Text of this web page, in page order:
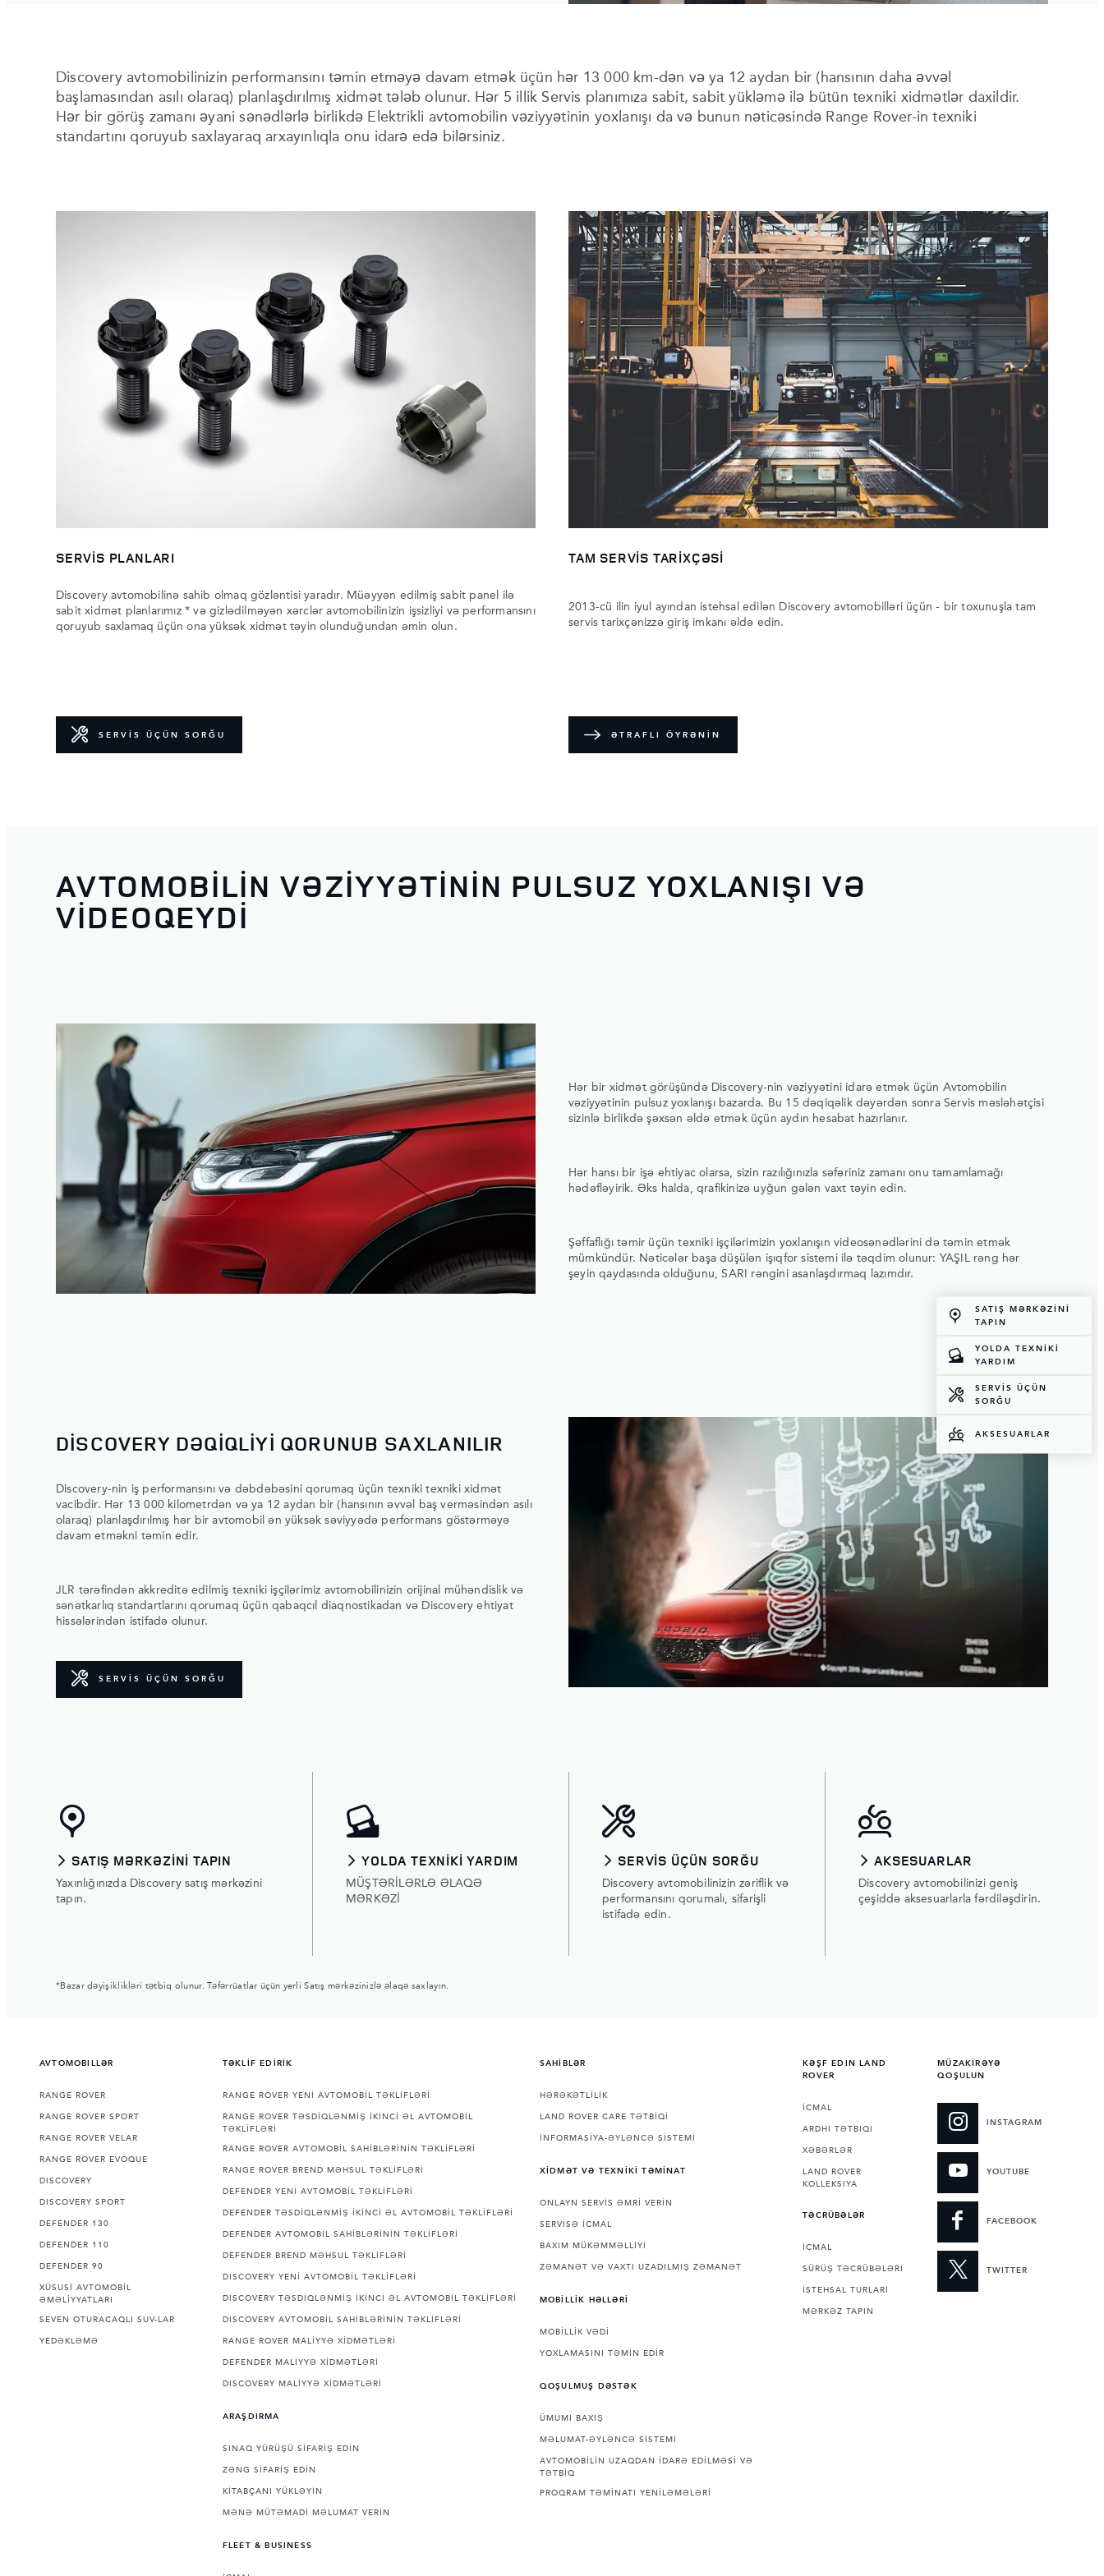
Discovery avtomobilinizin performansını təmin etməyə davam etmək üçün hər 13 000 km-dən və ya 12 aydan bir (hansının daha əvvəl
başlamasından asılı olaraq) planlaşdırılmış xidmət tələb olunur. Hər 5 illik Servis planımıza sabit, sabit yükləmə ilə bütün texniki xidmətlər daxildir.
Hər bir görüş zamanı əyani sənədlərlə birlikdə Elektrikli avtomobilin vəziyyətinin yoxlanışı da və bunun nəticəsində Range Rover-in texniki
standartını qoruyub saxlayaraq arxayınlıqla onu idarə edə bilərsiniz.
SERVİS PLANLARI
Discovery avtomobilinə sahib olmaq gözləntisi yaradır. Müəyyən edilmiş sabit panel ilə
sabit xidmət planlarımız * və gizlədilməyən xərclər avtomobilinizin işsizliyi və performansını
qoruyub saxlamaq üçün ona yüksək xidmət təyin olunduğundan əmin olun.
SERVİS ÜÇÜN SORĞU
TAM SERVİS TARİXÇƏSİ
2013-cü ilin iyul ayından istehsal edilən Discovery avtomobilləri üçün - bir toxunuşla tam
servis tarixçənizzə giriş imkanı əldə edin.
ƏTRAFLI ÖYRƏNİN
AVTOMOBILIN VƏZIYYƏTININ PULSUZ YOXLANIŞI VƏ
VIDEOQEYDI
Hər bir xidmət görüşündə Discovery-nin vəziyyətini idarə etmək üçün Avtomobilin
vəziyyətinin pulsuz yoxlanışı bazarda. Bu 15 dəqiqəlik dəyərdən sonra Servis məsləhətçisi
sizinlə birlikdə şəxsən əldə etmək üçün aydın hesabat hazırlanır.
Hər hansı bir işə ehtiyac olarsa, sizin razılığınızla səfəriniz zamanı onu tamamlamağı
hədəfləyirik. Əks halda, qrafikinizə uyğun gələn vaxt təyin edin.
Şəffaflığı təmir üçün texniki işçilərimizin yoxlanışın videosənədlərini də təmin etmək
mümkündür. Nəticələr başa düşülən işıqfor sistemi ilə təqdim olunur: YAŞIL rəng hər
şeyin qaydasında olduğunu, SARI rəngini asanlaşdırmaq lazımdır.
DISCOVERY DƏQIQLIYI QORUNUB SAXLANILIR
Discovery-nin iş performansını və dəbdəbəsini qorumaq üçün texniki texniki xidmət
vacibdir. Hər 13 000 kilometrdən və ya 12 aydan bir (hansının əvvəl baş verməsindən asılı
olaraq) planlaşdırılmış hər bir avtomobil ən yüksək səviyyədə performans göstərməyə
davam etməkni təmin edir.
JLR tərəfindən akkreditə edilmiş texniki işçilərimiz avtomobilinizin orijinal mühəndislik və
sənətkarlıq standartlarını qorumaq üçün qabaqcıl diaqnostikadan və Discovery ehtiyat
hissələrindən istifadə olunur.
SERVİS ÜÇÜN SORĞU
SATIŞ MƏRKƏZINI TAPIN
Yaxınlığınızda Discovery satış mərkəzini
tapın.
YOLDA TEXNİKİ YARDIM
MÜŞTƏRİLƏRLƏ ƏLAQƏ
MƏRKƏZİ
SERVİS ÜÇÜN SORĞU
Discovery avtomobilinizin zəriflik və
performansını qorumalı, sifarişli
istifadə edin.
AKSESUARLAR
Discovery avtomobilinizi geniş
çeşiddə aksesuarlarla fərdiləşdirin.
*Bazar dəyişiklikləri tətbiq olunur. Təfərrüatlar üçün yerli Satış mərkəzinizlə əlaqə saxlayın.
AVTOMOBILLƏR
RANGE ROVER
RANGE ROVER SPORT
RANGE ROVER VELAR
RANGE ROVER EVOQUE
DISCOVERY
DISCOVERY SPORT
DEFENDER 130
DEFENDER 110
DEFENDER 90
XÜSUSİ AVTOMOBİL
ƏMƏLİYYATLARI
SEVEN OTURACAQLI SUV-LAR
YEDƏKLƏMƏ
TƏKLİF EDİRİK
RANGE ROVER YENİ AVTOMOBİL TƏKLİFLƏRİ
RANGE ROVER TƏSDİQLƏNMİŞ İKİNCİ ƏL AVTOMOBİL
TƏKLİFLƏRİ
RANGE ROVER AVTOMOBİL SAHİBLƏRİNİN TƏKLİFLƏRİ
RANGE ROVER BREND MƏHSUL TƏKLİFLƏRİ
DEFENDER YENİ AVTOMOBİL TƏKLİFLƏRİ
DEFENDER TƏSDİQLƏNMİŞ İKİNCİ ƏL AVTOMOBİL TƏKLİFLƏRİ
DEFENDER AVTOMOBİL SAHİBLƏRİNİN TƏKLİFLƏRİ
DEFENDER BREND MƏHSUL TƏKLİFLƏRİ
DISCOVERY YENİ AVTOMOBİL TƏKLİFLƏRİ
DISCOVERY TƏSDİQLƏNMİŞ İKİNCİ ƏL AVTOMOBİL TƏKLİFLƏRİ
DISCOVERY AVTOMOBİL SAHİBLƏRİNİN TƏKLİFLƏRİ
RANGE ROVER MALİYYƏ XİDMƏTLƏRİ
DEFENDER MALİYYƏ XİDMƏTLƏRİ
DISCOVERY MALİYYƏ XİDMƏTLƏRİ
ARAŞDIRMA
SINAQ YÜRÜŞÜ SİFARİŞ EDİN
ZƏNG SİFARİŞ EDİN
KİTABÇANI YÜKLƏYİN
MƏNƏ MÜTƏMADİ MƏLUMAT VERİN
FLEET & BUSINESS
SAHİBLƏR
HƏRƏKƏTLİLİK
LAND ROVER CARE TƏTBİQİ
İNFORMASİYA-ƏYLƏNCƏ SİSTEMİ
XİDMƏT VƏ TEXNİKİ TƏMİNAT
ONLAYN SERVİS ƏMRİ VERİN
SERVİSƏ İCMAL
BAXIM MÜKƏMMƏLLİYİ
ZƏMANƏT VƏ VAXTI UZADILMIŞ ZƏMANƏT
MOBİLLİK HƏLLƏRİ
MOBİLLİK VƏDİ
YOXLAMASINI TƏMİN EDİR
QOŞULMUŞ DƏSTƏK
ÜMUMI BAXIŞ
MƏLUMAT-ƏYLƏNCƏ SİSTEMİ
AVTOMOBİLİN UZAQDAN İDARƏ EDİLMƏSİ VƏ
TƏTBİQ
PROQRAM TƏMİNATI YENİLƏMƏLƏRİ
KƏŞF EDIN LAND
ROVER
İCMAL
ARDHI TƏTBIQI
XƏBƏRLƏR
LAND ROVER
KOLLEKSIYA
TƏCRÜBƏLƏR
İCMAL
SÜRÜŞ TƏCRÜBƏLƏRI
İSTEHSAL TURLARI
MƏRKƏZ TAPIN
MÜZAKİRƏYƏ
QOŞULUN
INSTAGRAM
YOUTUBE
FACEBOOK
TWITTER
SATIŞ MƏRKƏZINI
TAPIN
YOLDA TEXNİKİ
YARDIM
SERVİS ÜÇÜN
SORĞU
AKSESUARLAR